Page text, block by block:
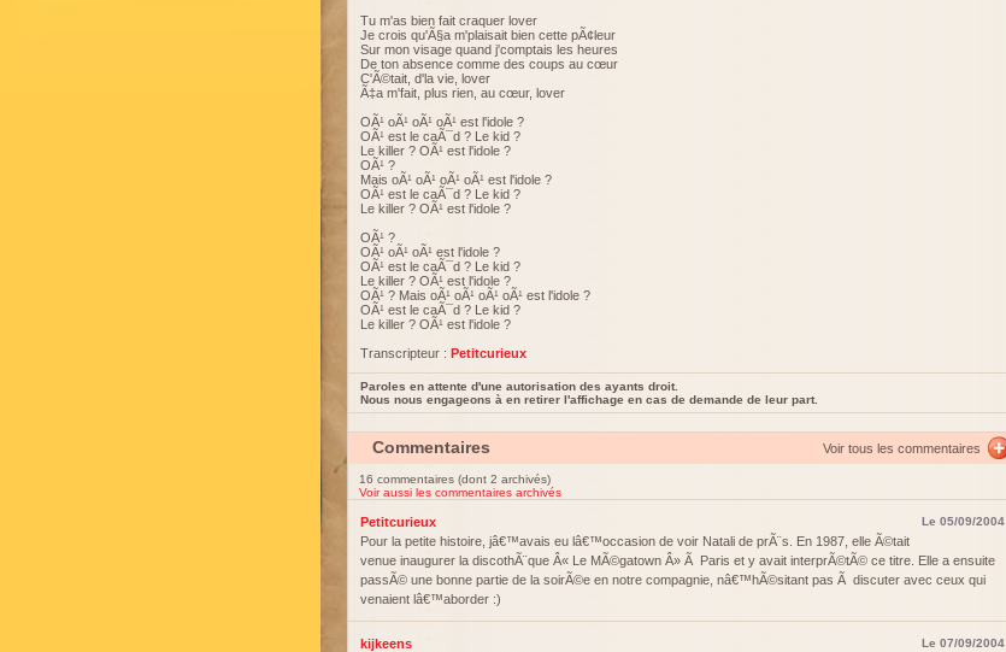
Tu m'as bien fait craquer lover
Je crois qu'Ã§a m'plaisait bien cette pÃ¢leur
Sur mon visage quand j'comptais les heures
De ton absence comme des coups au cœur
C'Ã©tait, d'la vie, lover
Ã‡a m'fait, plus rien, au cœur, lover
OÃ¹ oÃ¹ oÃ¹ oÃ¹ est l'idole ?
OÃ¹ est le caÃ¯d ? Le kid ?
Le killer ? OÃ¹ est l'idole ?
OÃ¹ ?
Mais oÃ¹ oÃ¹ oÃ¹ oÃ¹ est l'idole ?
OÃ¹ est le caÃ¯d ? Le kid ?
Le killer ? OÃ¹ est l'idole ?
OÃ¹ ?
OÃ¹ oÃ¹ oÃ¹ est l'idole ?
OÃ¹ est le caÃ¯d ? Le kid ?
Le killer ? OÃ¹ est l'idole ?
OÃ¹ ? Mais oÃ¹ oÃ¹ oÃ¹ oÃ¹ est l'idole ?
OÃ¹ est le caÃ¯d ? Le kid ?
Le killer ? OÃ¹ est l'idole ?
Transcripteur : Petitcurieux
Paroles en attente d'une autorisation des ayants droit.
Nous nous engageons à en retirer l'affichage en cas de demande de leur part.
Commentaires Voir tous les commentaires
16 commentaires (dont 2 archivés)
Voir aussi les commentaires archivés
Petitcurieux Le 05/09/2004
Pour la petite histoire, jâ€™avais eu lâ€™occasion de voir Natali de prÃ¨s. En 1987, elle Ã©tait
venue inaugurer la discothÃ¨que Â« Le MÃ©gatown Â» Ã Paris et y avait interprÃ©tÃ© ce titre. Elle a ensuite
passÃ© une bonne partie de la soirÃ©e en notre compagnie, nâ€™hÃ©sitant pas Ã discuter avec ceux qui
venaient lâ€™aborder :)
kijkeens Le 07/09/2004